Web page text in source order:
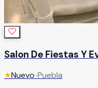
Salon De Fiestas Y
★Nuevo•Puebla